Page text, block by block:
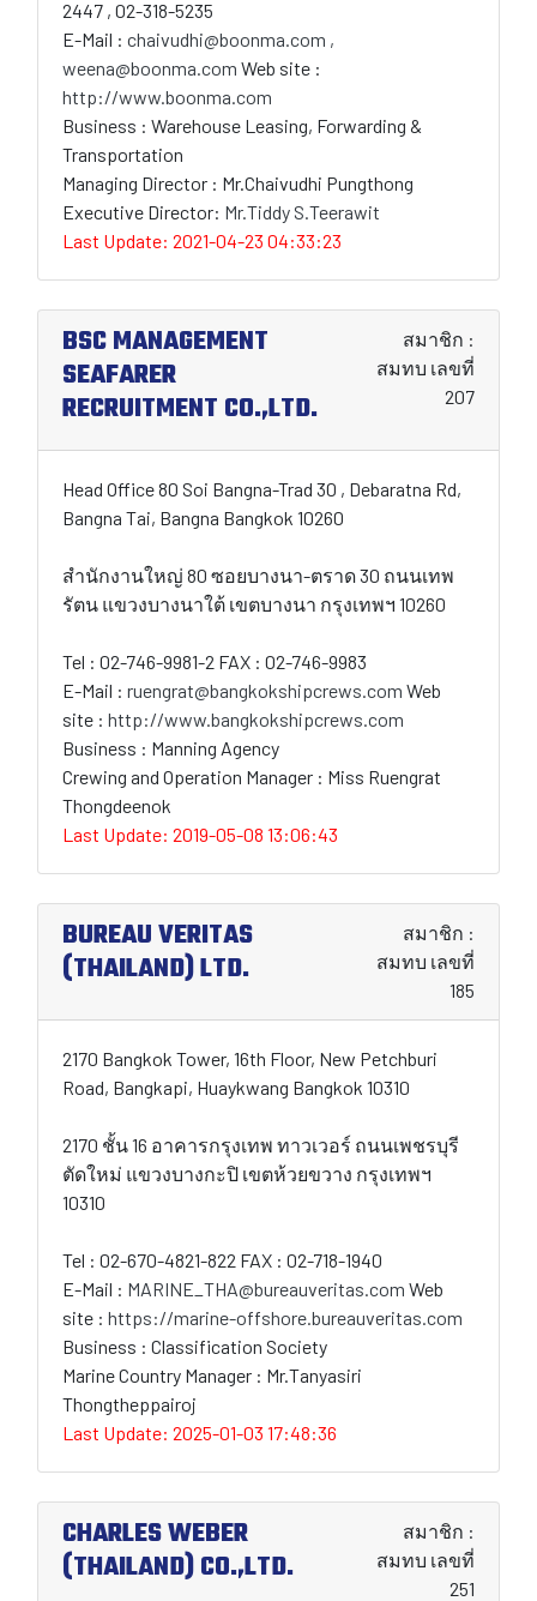
2447 , 02-318-5235
E-Mail : chaivudhi@boonma.com ,
weena@boonma.com Web site :
http://www.boonma.com
Business : Warehouse Leasing, Forwarding &
Transportation
Managing Director : Mr.Chaivudhi Pungthong
Executive Director: Mr.Tiddy S.Teerawit
Last Update: 2021-04-23 04:33:23
BSC MANAGEMENT
SEAFARER
RECRUITMENT CO.,LTD.
สมาชิก :
สมทบ เลขที่
207
Head Office 80 Soi Bangna-Trad 30 , Debaratna Rd,
Bangna Tai, Bangna Bangkok 10260
สำนักงานใหญ่ 80 ซอยบางนา-ตราด 30 ถนนเทพ
รัตน แขวงบางนาใต้ เขตบางนา กรุงเทพฯ 10260
Tel : 02-746-9981-2 FAX : 02-746-9983
E-Mail : ruengrat@bangkokshipcrews.com Web
site : http://www.bangkokshipcrews.com
Business : Manning Agency
Crewing and Operation Manager : Miss Ruengrat
Thongdeenok
Last Update: 2019-05-08 13:06:43
BUREAU VERITAS
(THAILAND) LTD.
สมาชิก :
สมทบ เลขที่
185
2170 Bangkok Tower, 16th Floor, New Petchburi
Road, Bangkapi, Huaykwang Bangkok 10310
2170 ชั้น 16 อาคารกรุงเทพ ทาวเวอร์ ถนนเพชรบุรี
ตัดใหม่ แขวงบางกะปิ เขตห้วยขวาง กรุงเทพฯ
10310
Tel : 02-670-4821-822 FAX : 02-718-1940
E-Mail : MARINE_THA@bureauveritas.com Web
site : https://marine-offshore.bureauveritas.com
Business : Classification Society
Marine Country Manager : Mr.Tanyasiri
Thongtheppairoj
Last Update: 2025-01-03 17:48:36
CHARLES WEBER
(THAILAND) CO.,LTD.
สมาชิก :
สมทบ เลขที่
251